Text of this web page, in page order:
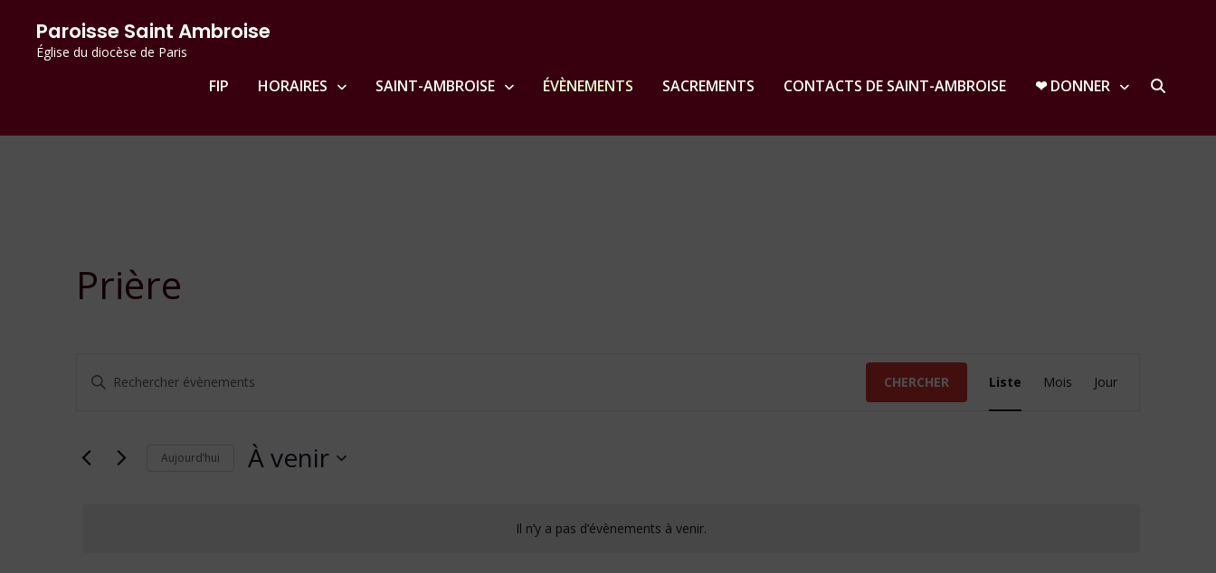
principal
contenu
Paroisse Saint Ambroise
Église du diocèse de Paris
FIP HORAIRES SAINT-AMBROISE ÉVÈNEMENTS SACREMENTS CONTACTS DE SAINT-AMBROISE ❤︎ DONNER
Prière
Il n’y a pas d’évènements à venir.
Recherche
navigation
de
Saisir
Rechercher
CHERCHER
Navigation
de
Liste Mois Jour
Aujourd’hui À venir